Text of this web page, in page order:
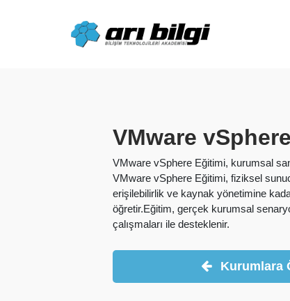
VMware
VMware vSphere Eğitimi, kurumsal
VMware vSphere Eğitimi, fiziksel
erişilebilirlik ve kaynak yönetimine
öğretir.Eğitim, gerçek kurumsal
çalışmaları ile desteklenir.
Kurumlara